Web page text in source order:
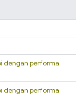
dengan performa
dengan performa